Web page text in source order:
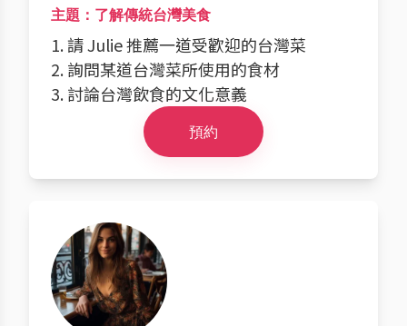
主題：了解傳統台灣美食
1. 請 Julie 推薦一道受歡迎的台灣菜
2. 詢問某道台灣菜所使用的食材
3. 討論台灣飲食的文化意義
預約